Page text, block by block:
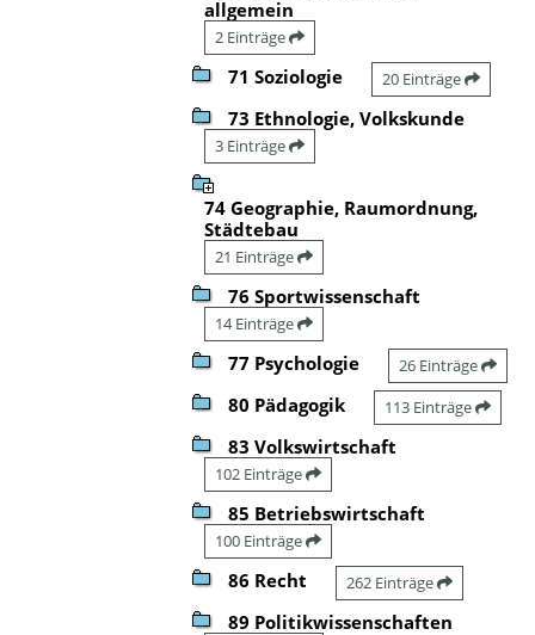
allgemein
2 Einträge
71 Soziologie 20 Einträge
73 Ethnologie, Volkskunde
3 Einträge
74 Geographie, Raumordnung,
Städtebau
21 Einträge
76 Sportwissenschaft
14 Einträge
77 Psychologie 26 Einträge
80 Pädagogik 113 Einträge
83 Volkswirtschaft
102 Einträge
85 Betriebswirtschaft
100 Einträge
86 Recht 262 Einträge
89 Politikwissenschaften